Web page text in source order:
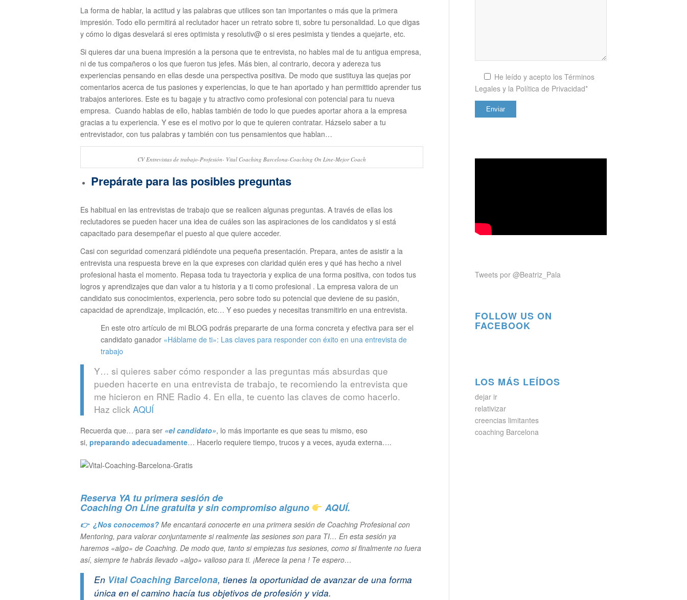
La forma de hablar, la actitud y las palabras que utilices son tan importantes o más que la primera
impresión. Todo ello permitirá al reclutador hacer un retrato sobre ti, sobre tu personalidad. Lo que digas
y cómo lo digas desvelará si eres optimista y resolutiv@ o si eres pesimista y tiendes a quejarte, etc.
Si quieres dar una buena impresión a la persona que te entrevista, no hables mal de tu antigua empresa,
ni de tus compañeros o los que fueron tus jefes. Más bien, al contrario, decora y adereza tus
experiencias pensando en ellas desde una perspectiva positiva. De modo que sustituya las quejas por
comentarios acerca de tus pasiones y experiencias, lo que te han aportado y han permittido aprender tus
trabajos anteriores. Este es tu bagaje y tu atractivo como profesional con potencial para tu nueva
empresa. Cuando hablas de ello, hablas también de todo lo que puedes aportar ahora a la empresa
gracias a tu experiencia. Y ese es el motivo por lo que te quieren contratar. Házselo saber a tu
entrevistador, con tus palabras y también con tus pensamientos que hablan…
CV Entrevistas de trabajo-Profesión- Vital Coaching Barcelona-Coaching On Line-Mejor Coach
Prepárate para las posibles preguntas
Es habitual en las entrevistas de trabajo que se realicen algunas preguntas. A través de ellas los
reclutadores se pueden hacer una idea de cuáles son las aspiraciones de los candidatos y si está
capacitado para desempeñar el puesto al que quiere acceder.
Casi con seguridad comenzará pidiéndote una pequeña presentación. Prepara, antes de asistir a la
entrevista una respuesta breve en la que expreses con claridad quién eres y qué has hecho a nivel
profesional hasta el momento. Repasa toda tu trayectoria y explica de una forma positiva, con todos tus
logros y aprendizajes que dan valor a tu historia y a ti como profesional . La empresa valora de un
candidato sus conocimientos, experiencia, pero sobre todo su potencial que deviene de su pasión,
capacidad de aprendizaje, implicación, etc… Y eso puedes y necesitas transmitirlo en una entrevista.
En este otro artículo de mi BLOG podrás prepararte de una forma concreta y efectiva para ser el
candidato ganador «Háblame de ti»: Las claves para responder con éxito en una entrevista de
trabajo
Y… si quieres saber cómo responder a las preguntas más absurdas que
pueden hacerte en una entrevista de trabajo, te recomiendo la entrevista que
me hicieron en RNE Radio 4. En ella, te cuento las claves de como hacerlo.
Haz click AQUÍ
Recuerda que… para ser «el candidato», lo más importante es que seas tu mismo, eso
si, preparando adecuadamente… Hacerlo requiere tiempo, trucos y a veces, ayuda externa….
Reserva YA tu primera sesión de
Coaching On Line gratuita y sin compromiso alguno AQUÍ.
👉 ¿Nos conocemos? Me encantará conocerte en una primera sesión de Coaching Profesional con
Mentoring, para valorar conjuntamente si realmente las sesiones son para TI… En esta sesión ya
haremos «algo» de Coaching. De modo que, tanto si empiezas tus sesiones, como si finalmente no fuera
así, siempre te habrás llevado «algo» valioso para ti. ¡Merece la pena ! Te espero…
En Vital Coaching Barcelona, tienes la oportunidad de avanzar de una forma
única en el camino hacía tus objetivos de profesión y vida.
He leído y acepto los Términos
Legales y la Política de Privacidad*
Tweets por @Beatriz_Pala
FOLLOW US ON
FACEBOOK
LOS MÁS LEÍDOS
dejar ir
relativizar
creencias limitantes
coaching Barcelona